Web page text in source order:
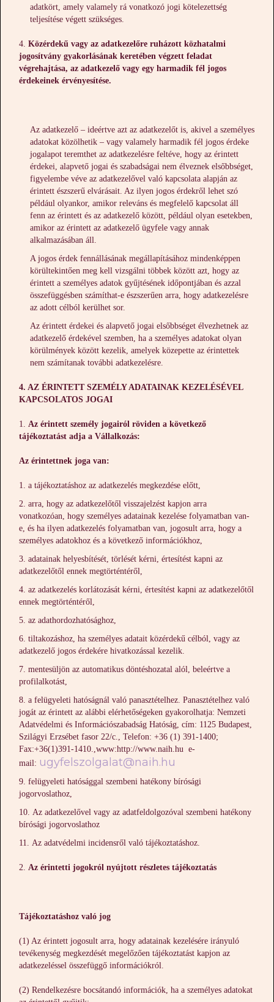
adatkört, amely valamely rá vonatkozó jogi kötelezettség
teljesítése végett szükséges.
Közérdekű vagy az adatkezelőre ruházott közhatalmi
jogosítvány gyakorlásának keretében végzett feladat
végrehajtása, az adatkezelő vagy egy harmadik fél jogos
érdekeinek érvényesítése.
Az adatkezelő – ideértve azt az adatkezelőt is, akivel a személyes
adatokat közölhetik – vagy valamely harmadik fél jogos érdeke
jogalapot teremthet az adatkezelésre feltéve, hogy az érintett
érdekei, alapvető jogai és szabadságai nem élveznek elsőbbséget,
figyelembe véve az adatkezelővel való kapcsolata alapján az
érintett észszerű elvárásait. Az ilyen jogos érdekről lehet szó
például olyankor, amikor releváns és megfelelő kapcsolat áll
fenn az érintett és az adatkezelő között, például olyan esetekben,
amikor az érintett az adatkezelő ügyfele vagy annak
alkalmazásában áll.
A jogos érdek fennállásának megállapításához mindenképpen
körültekintően meg kell vizsgálni többek között azt, hogy az
érintett a személyes adatok gyűjtésének időpontjában és azzal
összefüggésben számíthat-e észszerűen arra, hogy adatkezelésre
az adott célból kerülhet sor.
Az érintett érdekei és alapvető jogai elsőbbséget élvezhetnek az
adatkezelő érdekével szemben, ha a személyes adatokat olyan
körülmények között kezelik, amelyek közepette az érintettek
nem számítanak további adatkezelésre.
4. AZ ÉRINTETT SZEMÉLY ADATAINAK KEZELÉSÉVEL
KAPCSOLATOS JOGAI
Az érintett személy jogairól röviden a következő
tájékoztatást adja a Vállalkozás:
Az érintettnek joga van:
a tájékoztatáshoz az adatkezelés megkezdése előtt,
arra, hogy az adatkezelőtől visszajelzést kapjon arra
vonatkozóan, hogy személyes adatainak kezelése folyamatban van-
e, és ha ilyen adatkezelés folyamatban van, jogosult arra, hogy a
személyes adatokhoz és a következő információkhoz,
adatainak helyesbítését, törlését kérni, értesítést kapni az
adatkezelőtől ennek megtörténtéről,
az adatkezelés korlátozását kérni, értesítést kapni az adatkezelőtől
ennek megtörténtéről,
az adathordozhatósághoz,
tiltakozáshoz, ha személyes adatait közérdekű célból, vagy az
adatkezelő jogos érdekére hivatkozással kezelik.
mentesüljön az automatikus döntéshozatal alól, beleértve a
profilalkotást,
a felügyeleti hatóságnál való panasztételhez. Panasztételhez való
jogát az érintett az alábbi elérhetőségeken gyakorolhatja: Nemzeti
Adatvédelmi és Információszabadság Hatóság, cím: 1125 Budapest,
Szilágyi Erzsébet fasor 22/c., Telefon: +36 (1) 391-1400;
Fax:+36(1)391-1410.,www:http://www.naih.hu e-
mail: ugyfelszolgalat@naih.hu
felügyeleti hatósággal szembeni hatékony bírósági
jogorvoslathoz,
Az adatkezelővel vagy az adatfeldolgozóval szembeni hatékony
bírósági jogorvoslathoz
Az adatvédelmi incidensről való tájékoztatáshoz.
Az érintetti jogokról nyújtott részletes tájékoztatás
Tájékoztatáshoz való jog
(1) Az érintett jogosult arra, hogy adatainak kezelésére irányuló
tevékenység megkezdését megelőzően tájékoztatást kapjon az
adatkezeléssel összefüggő információkról.
(2) Rendelkezésre bocsátandó információk, ha a személyes adatokat